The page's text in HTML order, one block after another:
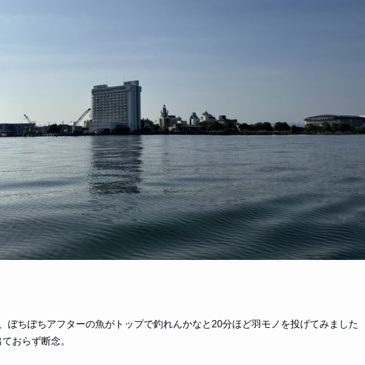
ぼちぼちアフターの魚がトップで釣れんかなと20分ほど羽モノを投げてみました
おらず断念。